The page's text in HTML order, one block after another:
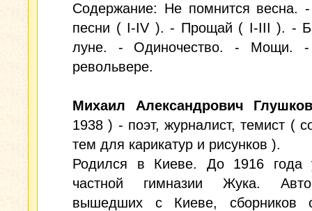
Содержание: Не помнится весна.
песни ( I-IV ). - Прощай ( I-III ). -
луне. - Одиночество. - Мощи.
револьвере.
Михаил Александрович Глушков
1938 ) - поэт, журналист, темист (
тем для карикатур и рисунков ).
Родился в Киеве. До 1916 года
частной гимназии Жука.
вышедших с Киеве, сборников